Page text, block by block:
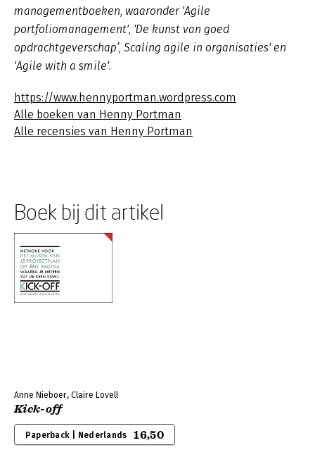
managementboeken, waaronder 'Agile
portfoliomanagement', 'De kunst van goed
opdrachtgeverschap’, Scaling agile in organisaties' en
'Agile with a smile'.
https://www.hennyportman.wordpress.com
Alle boeken van Henny Portman
Alle recensies van Henny Portman
Boek bij dit artikel
Anne Nieboer, Claire Lovell
Kick-off
Paperback | Nederlands 16,50